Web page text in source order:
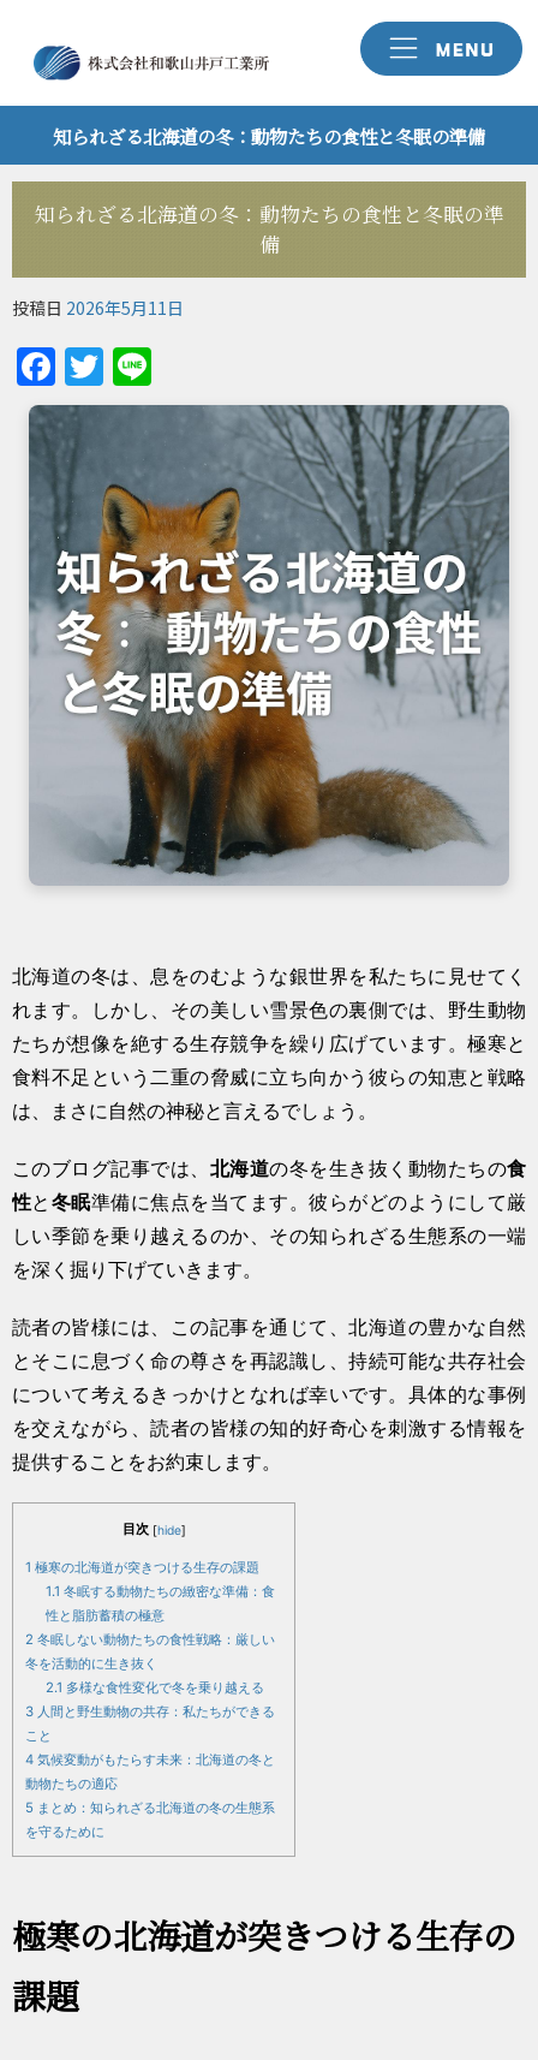
知られざる北海道の冬：動物たちの食性と冬眠の準備
知られざる北海道の冬：動物たちの食性と冬眠の準
備
投稿日 2026年5月11日
Facebook
Twitter
北海道の冬は、息をのむような銀世界を私たちに見せてく
れます。しかし、その美しい雪景色の裏側では、野生動物
たちが想像を絶する生存競争を繰り広げています。極寒と
食料不足という二重の脅威に立ち向かう彼らの知恵と戦略
は、まさに自然の神秘と言えるでしょう。
このブログ記事では、 北海道の冬を生き抜く動物たちの食
性と 冬眠準備に焦点を当てます。彼らがどのようにして厳
しい季節を乗り越えるのか、その知られざる生態系の一端
を深く掘り下げていきます。
読者の皆様には、この記事を通じて、北海道の豊かな自然
とそこに息づく命の尊さを再認識し、持続可能な共存社会
について考えるきっかけとなれば幸いです。具体的な事例
を交えながら、読者の皆様の知的好奇心を刺激する情報を
提供することをお約束します。
目次 [hide]
1 極寒の北海道が突きつける生存の課題
1.1 冬眠する動物たちの緻密な準備：食
性と脂肪蓄積の極意
2 冬眠しない動物たちの食性戦略：厳しい
冬を活動的に生き抜く
2.1 多様な食性変化で冬を乗り越える
3 人間と野生動物の共存：私たちができる
こと
4 気候変動がもたらす未来：北海道の冬と
動物たちの適応
5 まとめ：知られざる北海道の冬の生態系
を守るために
極寒の北海道が突きつける生存の
課題